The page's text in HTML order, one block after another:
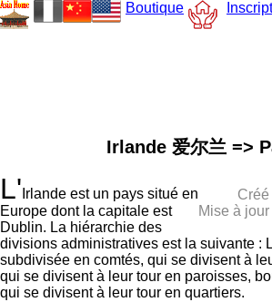
Boutique
Irlande 爱尔兰 =>
Mise à
L' Irlande est un pays situé en
Europe dont la capitale est
Dublin. La hiérarchie des
divisions administratives est la suivante :
subdivisée en comtés, qui se divisent à
qui se divisent à leur tour en paroisses,
qui se divisent à leur tour en quartiers.